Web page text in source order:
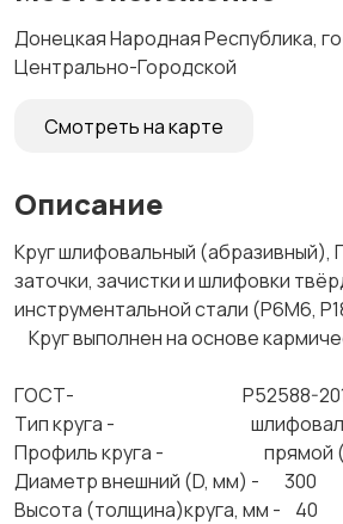
Донецкая Народная Республика,
Центрально-Городской
Смотреть на карте
Описание
Круг шлифовальный
заточки, зачистки и шлифовки
инструментальной стали (Р6М6,
Круг выполнен на основе
ГОСТ- Р52588-
Тип круга -
Профиль круга - прямой
Диаметр внешний (D, мм) - 300
Высота (толщина)круга, мм - 40